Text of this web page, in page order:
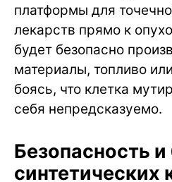
платформы для
лекарств прямо к
будет безопасно
материалы, топливо
боясь, что клетка
себя непредсказуемо.
Безопасность
синтетических